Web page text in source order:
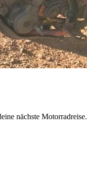
nächste Motorradreise.